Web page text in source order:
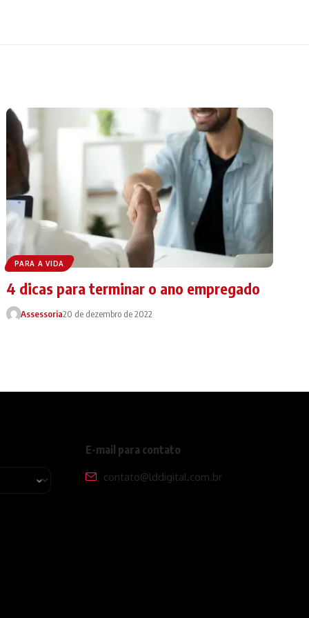
PARA A VIDA
4 dicas para terminar o ano empregado
Assessoria20 de dezembro de 2022
E-mail para contato
contato@lddigital.com.br